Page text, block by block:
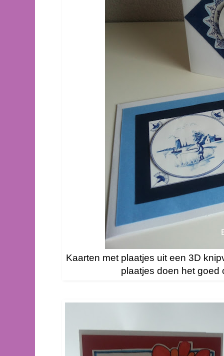
Kaarten met plaatjes uit een 3D
plaatjes doen het goed